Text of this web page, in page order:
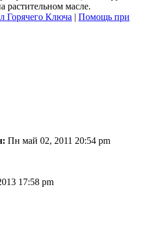
растительном масле.
Горячего Ключа | Помощь при
Пн май 02, 2011 20:54 pm
17:58 pm